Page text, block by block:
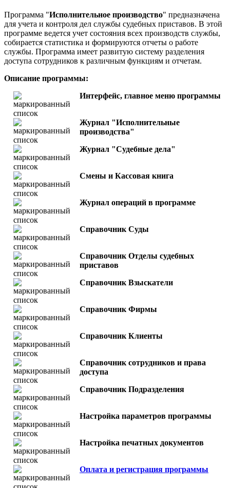
Программа "Исполнительное производство" предназначена
для учета и контроля дел службы судебных приставов. В этой
программе ведется учет состояния всех производств службы,
собирается статистика и формируются отчеты о работе
службы. Программа имеет развитую систему разделения
доступа сотрудников к различным функциям и отчетам.
Описание программы:
Интерфейс, главное меню программы
Журнал "Исполнительные
производства"
Журнал "Судебные дела"
Смены и Кассовая книга
Журнал операций в программе
Справочник Суды
Справочник Отделы судебных
приставов
Справочник Взыскатели
Справочник Фирмы
Справочник Клиенты
Справочник сотрудников и права
доступа
Справочник Подразделения
Настройка параметров программы
Настройка печатных документов
Оплата и регистрация программы